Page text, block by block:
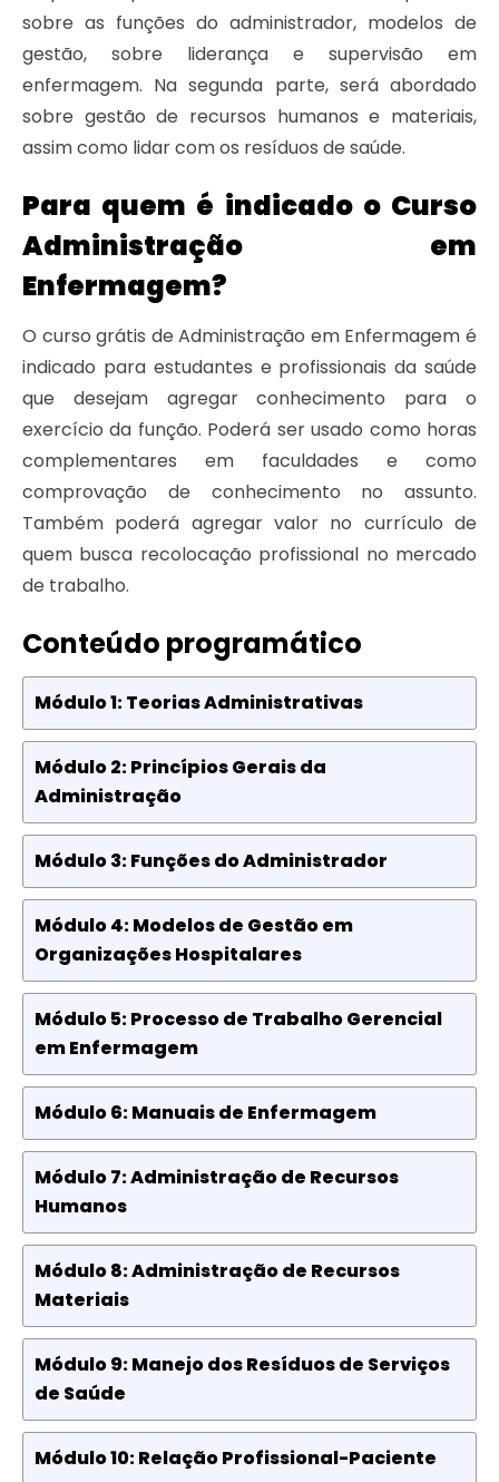
sobre as funções do administrador, modelos de
gestão, sobre liderança e supervisão em
enfermagem. Na segunda parte, será abordado
sobre gestão de recursos humanos e materiais,
assim como lidar com os resíduos de saúde.
Para quem é indicado o Curso
Administração em
Enfermagem?
O curso grátis de Administração em Enfermagem é
indicado para estudantes e profissionais da saúde
que desejam agregar conhecimento para o
exercício da função. Poderá ser usado como horas
complementares em faculdades e como
comprovação de conhecimento no assunto.
Também poderá agregar valor no currículo de
quem busca recolocação profissional no mercado
de trabalho.
Conteúdo programático
Módulo 1: Teorias Administrativas
Módulo 2: Princípios Gerais da
Administração
Módulo 3: Funções do Administrador
Módulo 4: Modelos de Gestão em
Organizações Hospitalares
Módulo 5: Processo de Trabalho Gerencial
em Enfermagem
Módulo 6: Manuais de Enfermagem
Módulo 7: Administração de Recursos
Humanos
Módulo 8: Administração de Recursos
Materiais
Módulo 9: Manejo dos Resíduos de Serviços
de Saúde
Módulo 10: Relação Profissional-Paciente